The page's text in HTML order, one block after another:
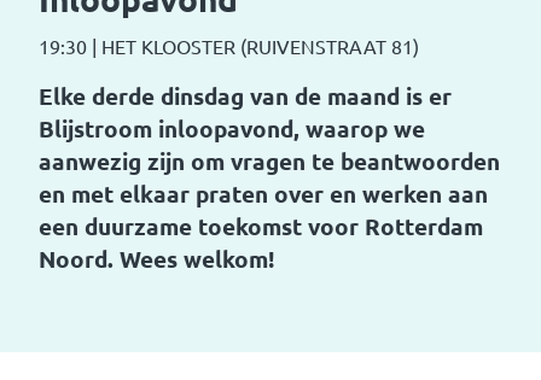
19:30 | HET KLOOSTER (RUIVENSTRAAT 81)
Elke derde dinsdag van de maand is er
Blijstroom inloopavond, waarop we
aanwezig zijn om vragen te beantwoorden
en met elkaar praten over en werken aan
een duurzame toekomst voor Rotterdam
Noord. Wees welkom!